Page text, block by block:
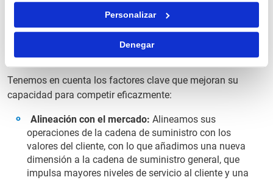
Personalizar
Denegar
almacenamiento adecuadas para cada producto, evaluar
opciones y proveedores de transporte, optimizar la
asignación de recursos, comprender y gestionar el
rendimiento, y aplicar procesos más eficientes y eficaces.
Tenemos en cuenta los factores clave que mejoran su
capacidad para competir eficazmente:
Alineación con el mercado: Alineamos sus
operaciones de la cadena de suministro con los
valores del cliente, con lo que añadimos una nueva
dimensión a la cadena de suministro general, que
impulsa mayores niveles de servicio al cliente y una